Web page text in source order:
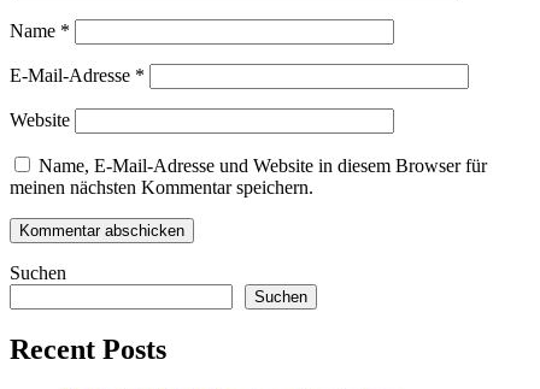
Name *
E-Mail-Adresse *
Website
Name, E-Mail-Adresse und Website in diesem Browser für
meinen nächsten Kommentar speichern.
Suchen
Suchen
Recent Posts